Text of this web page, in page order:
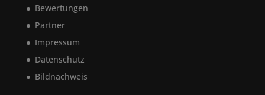
Bewertungen
Partner
Impressum
Datenschutz
Bildnachweis